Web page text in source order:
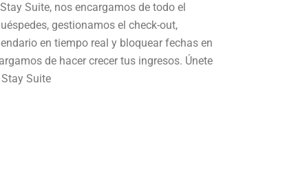
Suite, nos encargamos de todo el
gestionamos el check-out,
en tiempo real y bloquear fechas en
de hacer crecer tus ingresos. Únete
Suite